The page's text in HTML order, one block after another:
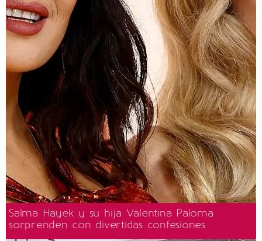
Salma Hayek y su hija Valentina Paloma
sorprenden con divertidas confesiones